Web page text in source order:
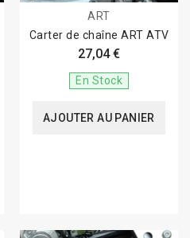
ART
Carter de chaîne ART ATV
27,04 €
En Stock
AJOUTER AU PANIER